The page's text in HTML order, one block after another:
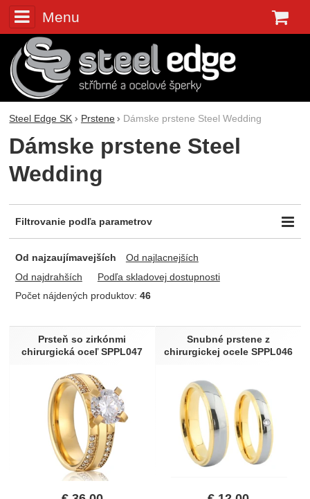
Menu
Steel Edge SK Prstene Dámske prstene Steel Wedding
Dámske prstene Steel
Wedding
Filtrovanie podľa parametrov
-
Farba
Biela
Zlata
Čierna
Dostupnosť
Skladem
Novinka
Od najzaujímavejších
Od najlacnejších
Od najdrahších
Podľa skladovej dostupnosti
Počet nájdených produktov: 46
Produkty
Prsteň so zirkónmi
chirurgická oceľ SPPL047
Snubné prstene z
chirurgickej ocele SPPL046